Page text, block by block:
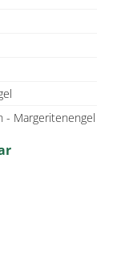
- Margeritenengel